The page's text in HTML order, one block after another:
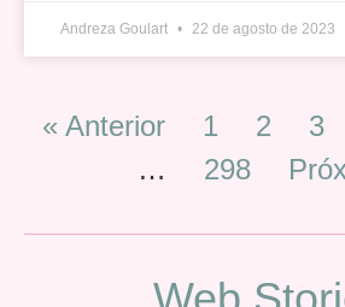
Andreza Goulart 22 de agosto de 2023
« Anterior 1 2 3
…
298